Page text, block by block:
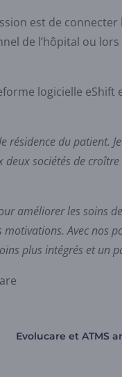
est de
de l’hôpital ou
logicielle eShift
du patient.
sociétés de croître
améliorer les soins
motivations. Avec nos
plus intégrés et un
Evolucare et ATMS